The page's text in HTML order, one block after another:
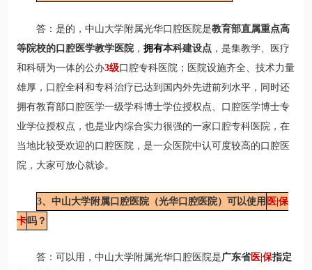
答：是的，中山大学附属光华口腔医院是教育部直属重点高
等院校的口腔医学教学医院 ， 拥有本科建设点 ，是集教学、医疗
和科研为一体的公办3级口腔专科医院；医院设施齐全、技术力量
雄厚，口腔全科和专科治疗已达到国内外先进前列水平，同时还
拥有教育部口腔医学一级学科博士学位授权点、口腔医学博士专
业学位授权点，也是业内综合实力很强的一家口腔专科医院，在
当地比较受欢迎的口腔医院，是一众医院中认可度较高的口腔医
院，大家可放心就诊。
3、中山大学附属口腔医院（光华口腔医院）可以使用 医|保
卡 吗？
答：可以用，中山大学附属光华口腔医院是广东省医|保指定